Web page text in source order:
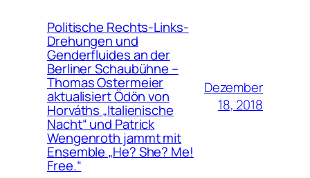
Politische Rechts-Links-
Drehungen und
Genderfluides an der
Berliner Schaubühne –
Thomas Ostermeier
aktualisiert Ödön von
Horváths „Italienische
Nacht“ und Patrick
Wengenroth jammt mit
Ensemble „He? She? Me!
Free.“
Dezember
18, 2018